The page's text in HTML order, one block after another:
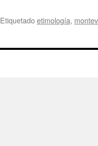
Etiquetadoetimología,